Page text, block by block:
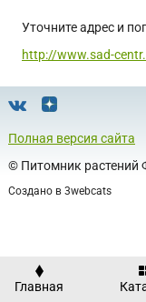
Уточните адрес и
http://www.sad-
Полная версия сайта
© Питомник растений
Создано в 3webcats
Главная